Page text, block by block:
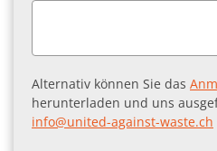
Alternativ können Sie das
herunterladen und uns
info@united-against-waste.ch